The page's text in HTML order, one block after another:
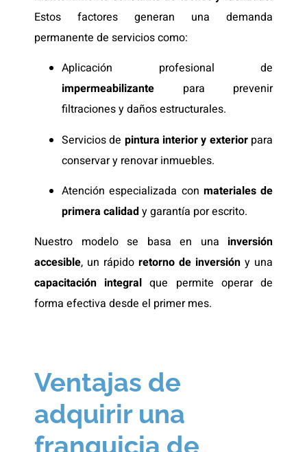
Estos factores generan una demanda
permanente de servicios como:
Aplicación profesional de
impermeabilizante para prevenir
filtraciones y daños estructurales.
Servicios de pintura interior y exteriorpara
conservar y renovar inmuebles.
Atención especializada con materiales de
primera calidady garantía por escrito.
Nuestro modelo se basa en una inversión
accesible, un rápido retorno de inversión y una
capacitación integral que permite operar de
forma efectiva desde el primer mes.
Ventajas de
adquirir una
franquicia de